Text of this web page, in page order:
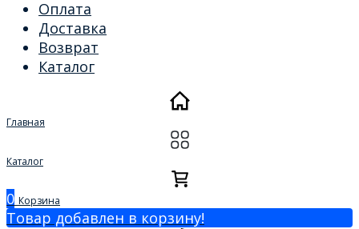
Оплата
Доставка
Возврат
Каталог
Главная
Каталог
0 Корзина
Товар добавлен в корзину!